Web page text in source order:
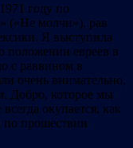
году по
(«Не молчи»), рав
Я выступила
положении евреев в
с раввином в
очень внимательно,
Добро, которое мы
окупается, как
по прошествии